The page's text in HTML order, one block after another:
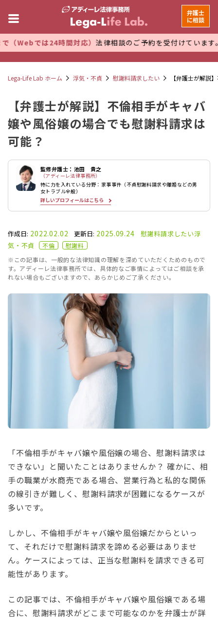
時間対応）法律相談のご予約を受付けています。 万全な管理
弁護士
に相談
Lega-Life Lab ホーム 浮気・不貞 慰謝料請求したい 【弁護士が解説
【弁護士が解説】不倫相手がキャバ
嬢や風俗嬢の場合でも慰謝料請求は
可能？
監修弁護士：池田 貴之
（アディーレ法律事務所）
特に力を入れている分野：家事事件（不貞慰謝料請求や離婚などの男
女トラブル全般）
詳しいプロフィールはこちら
作成日: 2022.02.02 更新日: 2025.09.24 慰謝料請求したい浮
気・不貞
不倫
慰謝料
※この記事は、一般的な法律知識の理解を深めていただくためのもので
す。アディーレ法律事務所では、具体的なご事情によってはご相談を承
れない場合もございますので、あらかじめご了承ください。
「不倫相手がキャバ嬢や風俗嬢の場合、慰謝料請求は
できない」と聞いたことはありませんか？ 確かに、相
手の職業が水商売である場合、営業行為と私的な関係
の線引きが難しく、慰謝料請求が困難になるケースが
多いです。
しかし、不倫相手がキャバ嬢や風俗嬢だからといっ
て、それだけで慰謝料請求を諦める必要はありませ
ん。ケースによっては、正当な慰謝料を請求できる可
能性があります。
この記事では、不倫相手がキャバ嬢や風俗嬢である場
合に、慰謝料請求がどこまで可能なのかを弁護士が詳